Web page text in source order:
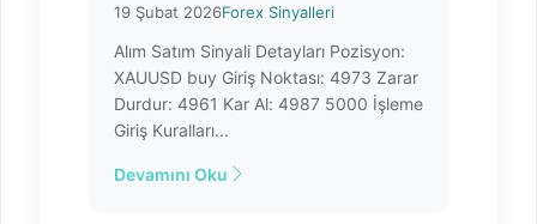
19 Şubat 2026Forex Sinyalleri
Alım Satım Sinyali Detayları Pozisyon:
XAUUSD buy Giriş Noktası: 4973 Zarar
Durdur: 4961 Kar Al: 4987 5000 İşleme
Giriş Kuralları ...
Devamını Oku